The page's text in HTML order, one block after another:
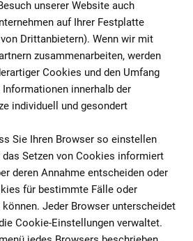
unserer Website auch
auf Ihrer Festplatte
Drittanbietern). Wenn wir mit
zusammenarbeiten, werden
Cookies und den Umfang
innerhalb der
individuell und gesondert
Sie Ihren Browser so einstellen
das Setzen von Cookies informiert
deren Annahme entscheiden oder
für bestimmte Fälle oder
Jeder Browser unterscheidet
Cookie-Einstellungen verwaltet.